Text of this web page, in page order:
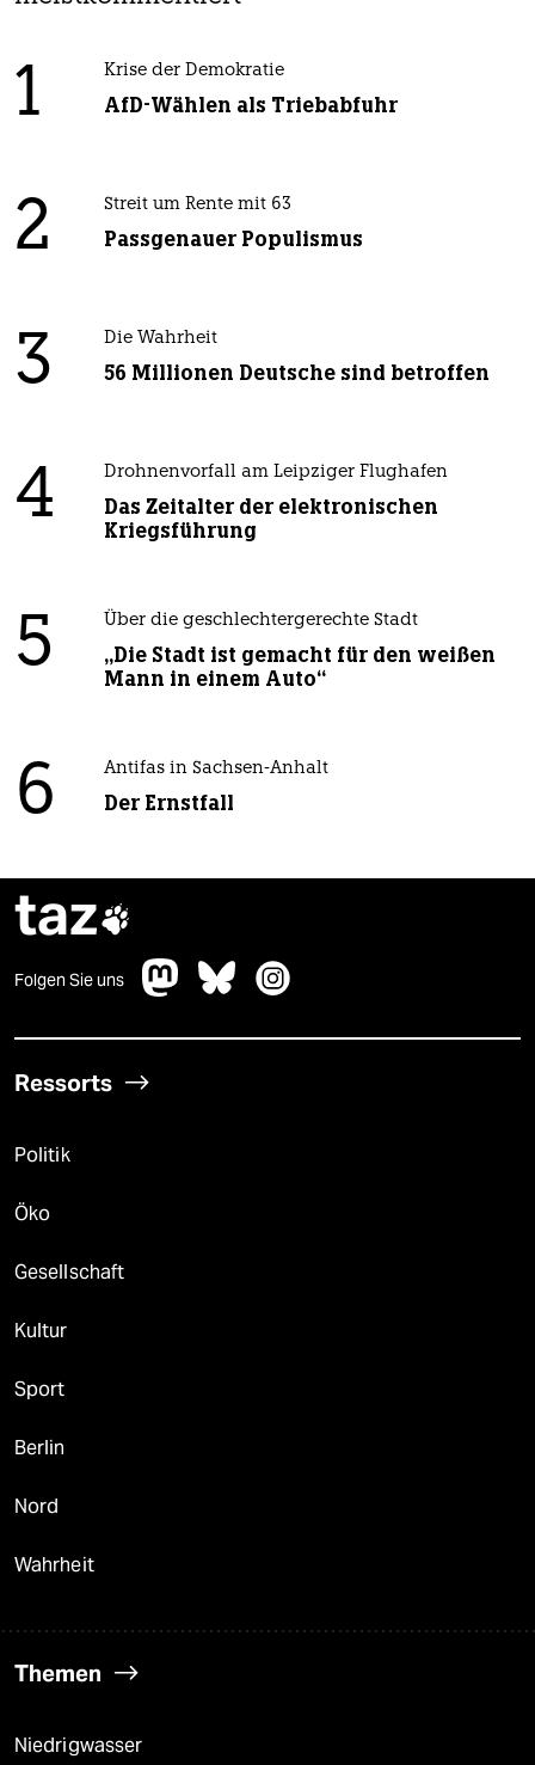
1 Krise der Demokratie
AfD-Wählen als Triebabfuhr
2 Streit um Rente mit 63
Passgenauer Populismus
3 Die Wahrheit
56 Millionen Deutsche sind betroffen
4 Drohnenvorfall am Leipziger Flughafen
Das Zeitalter der elektronischen
Kriegsführung
5 Über die geschlechtergerechte Stadt
„Die Stadt ist gemacht für den weißen
Mann in einem Auto“
6 Antifas in Sachsen-Anhalt
Der Ernstfall
taz
Folgen Sie uns
Ressorts
Politik
Öko
Gesellschaft
Kultur
Sport
Berlin
Nord
Wahrheit
Themen
Niedrigwasser